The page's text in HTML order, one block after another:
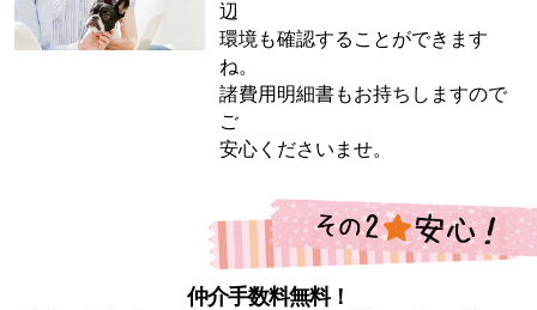
辺
環境も確認することができます
ね。
諸費用明細書もお持ちしますので
ご
安心くださいませ。
仲介手数料無料！